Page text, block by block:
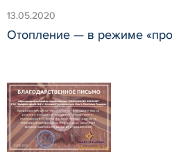
13.05.2020
Отопление — в режиме